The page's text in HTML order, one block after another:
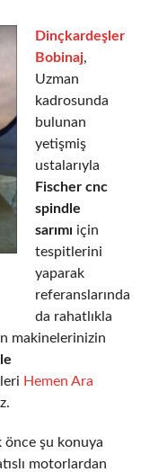
Dinçkardeşler
Bobinaj,
Uzman
kadrosunda
bulunan
yetişmiş
ustalarıyla
Fischer cnc
spindle
sarımı için
tespitlerini
yaparak
referanslarında
da rahatlıkla
makinelerinizin
Hemen Ara
önce şu konuya
motorlardan